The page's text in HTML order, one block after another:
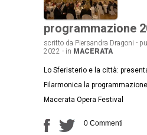
programmazione
scritto da Piersandra Dragoni -
2022 - in MACERATA
Lo Sferisterio e la città:
Filarmonica la
Macerata Opera Festival
0 Commenti